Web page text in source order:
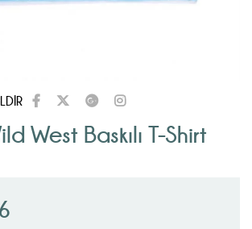
West Baskılı T-Shirt